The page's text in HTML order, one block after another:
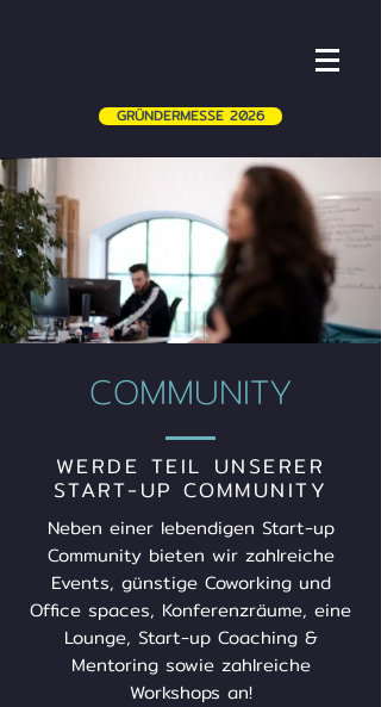
GRÜNDERMESSE 2026
COMMUNITY
WERDE TEIL UNSERER
START-UP COMMUNITY
Neben einer lebendigen Start-up
Community bieten wir zahlreiche
Events, günstige Coworking und
Office spaces, Konferenzräume, eine
Lounge, Start-up Coaching &
Mentoring sowie zahlreiche
Workshops an!